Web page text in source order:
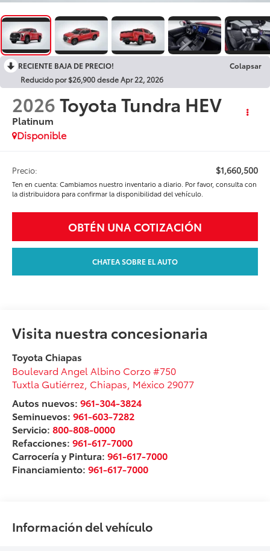
RECIENTE BAJA DE PRECIO!
Colapsar
Reducido por $26,900 desde Apr 22, 2026
2026Toyota Tundra HEV
Platinum
Disponible
Precio: $1,660,500
Ten en cuenta: Cambiamos nuestro inventario a diario. Por favor, consulta con
la distribuidora para confirmar la disponibilidad del vehículo.
OBTÉN UNA COTIZACIÓN
CHATEA SOBRE EL AUTO
Visita nuestra concesionaria
Toyota Chiapas
Boulevard Angel Albino Corzo #750
Tuxtla Gutiérrez Chiapas , México 29077
Autos nuevos:961-304-3824
Seminuevos:961-603-7282
Servicio:800-808-0000
Refacciones:961-617-7000
Carrocería y Pintura:961-617-7000
Financiamiento:961-617-7000
Información del vehículo